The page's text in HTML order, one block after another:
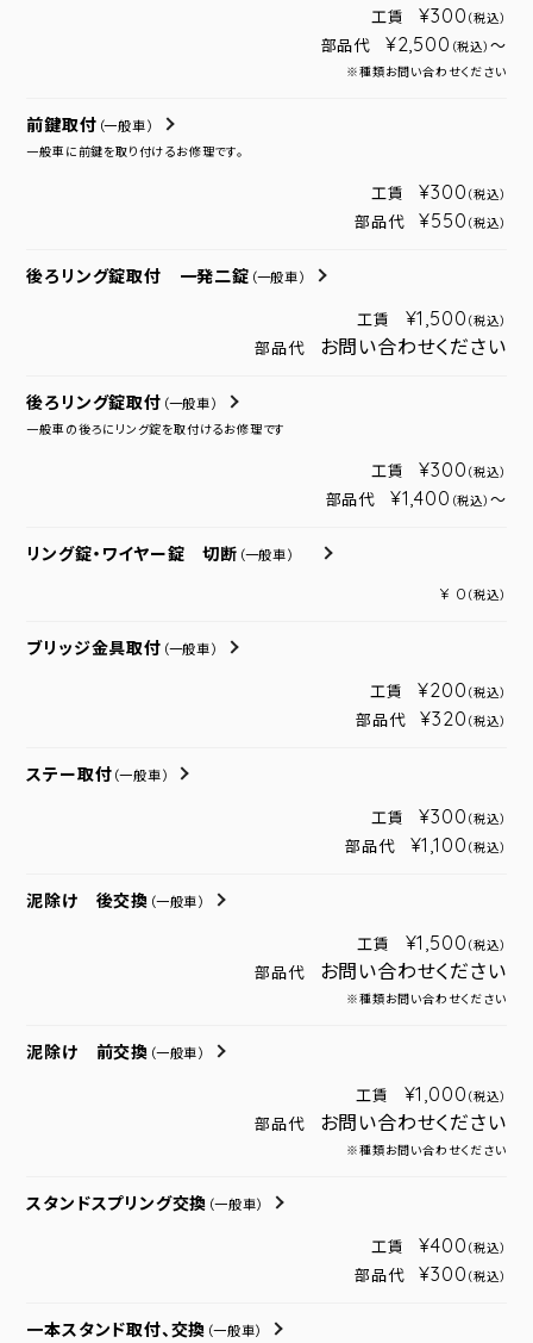
工賃 ¥300 （税込）
部品代 ¥2,500 （税込） ～
※種類お問い合わせください
前鍵取付 （一般車）
一般車に前鍵を取り付けるお修理です。
工賃 ¥300 （税込）
部品代 ¥550 （税込）
後ろリング錠取付 一発二錠 （一般車）
工賃 ¥1,500 （税込）
部品代 お問い合わせください
後ろリング錠取付 （一般車）
一般車の後ろにリング錠を取付けるお修理です
工賃 ¥300 （税込）
部品代 ¥1,400 （税込） ～
リング錠・ワイヤー錠 切断 （一般車）
¥ 0 （税込）
ブリッジ金具取付 （一般車）
工賃 ¥200 （税込）
部品代 ¥320 （税込）
ステー取付 （一般車）
工賃 ¥300 （税込）
部品代 ¥1,100 （税込）
泥除け 後交換 （一般車）
工賃 ¥1,500 （税込）
部品代 お問い合わせください
※種類お問い合わせください
泥除け 前交換 （一般車）
工賃 ¥1,000 （税込）
部品代 お問い合わせください
※種類お問い合わせください
スタンドスプリング交換 （一般車）
工賃 ¥400 （税込）
部品代 ¥300 （税込）
一本スタンド取付、交換 （一般車）